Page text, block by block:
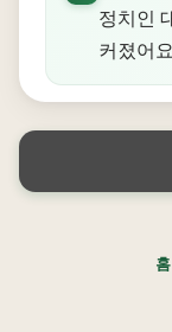
정치인
커졌어
홈